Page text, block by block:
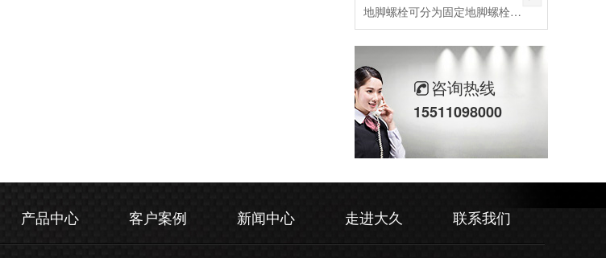
地脚螺栓可分为固定地脚螺栓、活动地脚螺栓，胀锚地脚螺栓，和粘接地脚螺栓，其中根据外形不同，L型预埋螺栓，9字预埋螺栓，焊接预埋螺栓，地板预埋螺栓。应用行业：适用于各种设备固定、钢结构基础预埋件、路灯、交通指示牌、泵、锅炉安装、重型设备预埋固定等。
咨询热线
15511098000
产品中心 客户案例 新闻中心 走进大久 联系我们